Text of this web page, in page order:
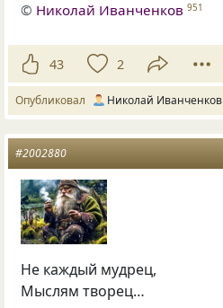
© Николай Иванченков 951
43 2
Опубликовал Николай Иванченков
#2002880
Не каждый мудрец,
Мыслям творец…